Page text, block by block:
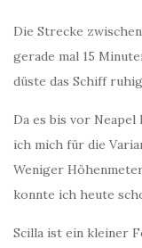
Die Strecke
gerade mal 15
düste das Schiff
Da es bis vor Neapel
ich mich für die
Weniger
konnte ich heute
Scilla ist ein kleiner